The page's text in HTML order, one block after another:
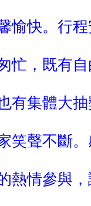
愉快。行
忙，既有
有集體大
笑聲不斷
熱情參與